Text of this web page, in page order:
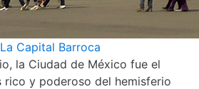
Capital Barroca
la Ciudad de México fue el
rico y poderoso del hemisferio